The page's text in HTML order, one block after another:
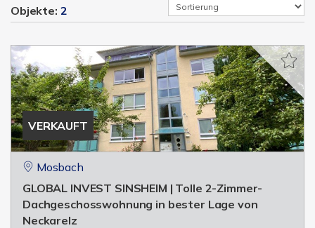
Objekte: 2
VERKAUFT
Mosbach
GLOBAL INVEST SINSHEIM | Tolle 2-Zimmer-
Dachgeschosswohnung in bester Lage von
Neckarelz